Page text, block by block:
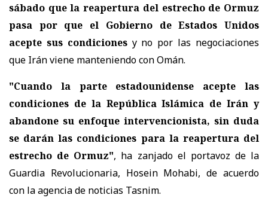
sábado que la reapertura del estrecho de Ormuz
pasa por que el Gobierno de Estados Unidos
acepte sus condicionesy no por las negociaciones
que Irán viene manteniendo con Omán.
"Cuando la parte estadounidense acepte las
condiciones de la República Islámica de Irán y
abandone su enfoque intervencionista, sin duda
se darán las condiciones para la reapertura del
estrecho de Ormuz", ha zanjado el portavoz de la
Guardia Revolucionaria, Hosein Mohabi, de acuerdo
con la agencia de noticias Tasnim.